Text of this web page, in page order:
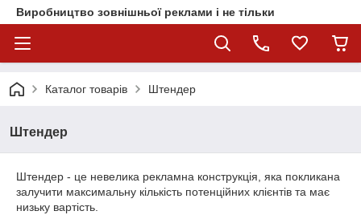
Виробництво зовнішньої реклами і не тільки
Каталог товарів Штендер
Штендер
Штендер - це невелика рекламна конструкція, яка покликана
залучити максимальну кількість потенційних клієнтів та має
низьку вартість.